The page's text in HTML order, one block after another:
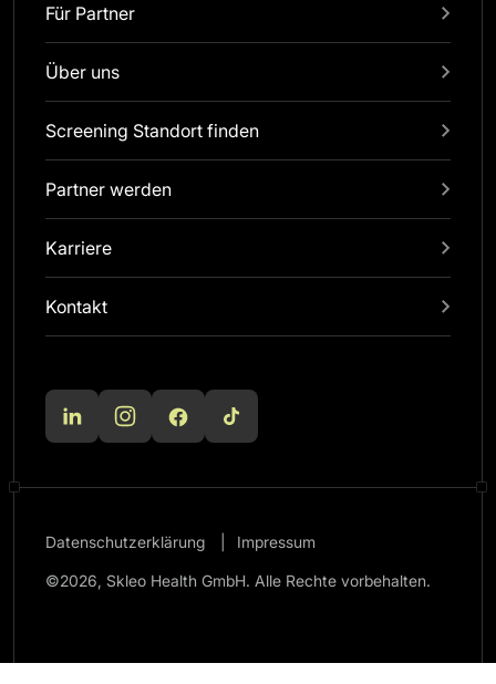
Für Partner
Über uns
Screening Standort finden
Partner werden
Karriere
Kontakt
Datenschutzerklärung Impressum
©2026, Skleo Health GmbH. Alle Rechte vorbehalten.